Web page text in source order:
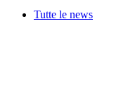
Tutte le news